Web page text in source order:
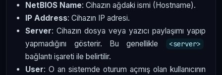
NetBIOS Name: Cihazın ağdaki ismi (Hostname).
IP Address: Cihazın IP adresi.
Server: Cihazın dosya veya yazıcı paylaşımı yapıp
yapmadığını gösterir. Bu genellikle
<server>
bağlantı işareti ile belirtilir.
User: O an sistemde oturum açmış olan kullanıcının